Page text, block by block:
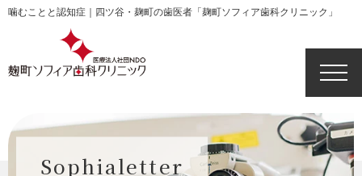
噛むことと認知症｜四ツ谷・麹町の歯医者「麹町ソフィア歯科クリニック」
Sophialetter